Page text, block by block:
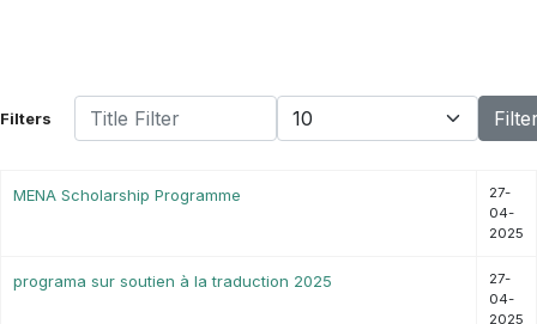
Filters
MENA Scholarship Programme
27-
04-
2025
programa sur soutien à la traduction 2025
27-
04-
2025